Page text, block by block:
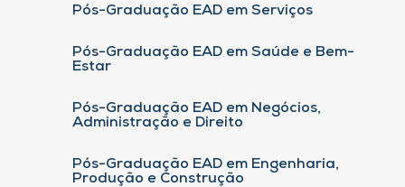
Pós-Graduação EAD em Serviços
Pós-Graduação EAD em Saúde e Bem-
Estar
Pós-Graduação EAD em Negócios,
Administração e Direito
Pós-Graduação EAD em Engenharia,
Produção e Construção